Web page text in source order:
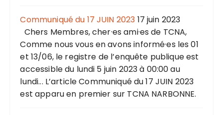
Communiqué du 17 JUIN 2023 17 juin 2023
Chers Membres, cher·es ami·es de TCNA,
Comme nous vous en avons informé·es les 01
et 13/06, le registre de l’enquête publique est
accessible du lundi 5 juin 2023 à 00:00 au
lundi... L’article Communiqué du 17 JUIN 2023
est apparu en premier sur TCNA NARBONNE.